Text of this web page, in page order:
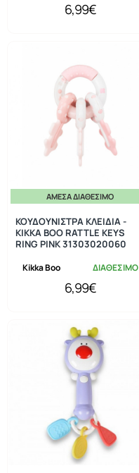
6,99€
ΆΜΕΣΑ ΔΙΑΘΈΣΙΜΟ
Kikka Boo ΔΙΑΘΕΣΙΜΟ
ΚΟΥΔΟΥΝΙΣΤΡΑ ΚΛΕΙΔΙΑ -
KIKKA BOO RATTLE KEYS
RING PINK 31303020060
6,99€